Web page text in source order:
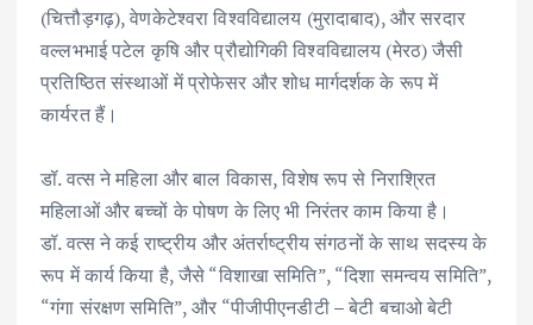
(चित्तौड़गढ़), वेणकेटेश्वरा विश्वविद्यालय (मुरादाबाद), और सरदार
वल्लभभाई पटेल कृषि और प्रौद्योगिकी विश्वविद्यालय (मेरठ) जैसी
प्रतिष्ठित संस्थाओं में प्रोफेसर और शोध मार्गदर्शक के रूप में
कार्यरत हैं।
डॉ. वत्स ने महिला और बाल विकास, विशेष रूप से निराश्रित
महिलाओं और बच्चों के पोषण के लिए भी निरंतर काम किया है।
डॉ. वत्स ने कई राष्ट्रीय और अंतर्राष्ट्रीय संगठनों के साथ सदस्य के
रूप में कार्य किया है, जैसे “विशाखा समिति”, “दिशा समन्वय समिति”,
“गंगा संरक्षण समिति”, और “पीजीपीएनडीटी – बेटी बचाओ बेटी